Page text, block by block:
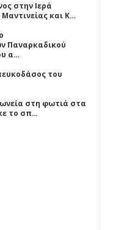
στην Ιερά
και Κ…
Παναρκαδικού
α…
του
στη φωτιά στα
το σπ…